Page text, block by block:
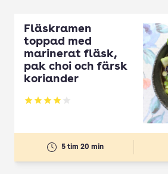
Fläskramen
toppad med
marinerat fläsk,
pak choi och färsk
koriander
Betyg: 4 av 5
5 tim 20 min